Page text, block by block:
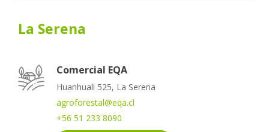
La Serena
Comercial EQA
Huanhuali 525, La Serena
agroforestal@eqa.cl
+56 51 233 8090